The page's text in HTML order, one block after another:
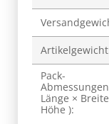
Pack-
Länge ×
Höhe ):